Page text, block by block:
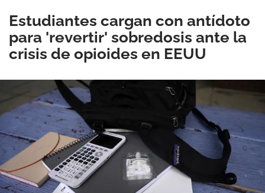
Estudiantes cargan con antídoto
para 'revertir' sobredosis ante la
crisis de opioides en EEUU